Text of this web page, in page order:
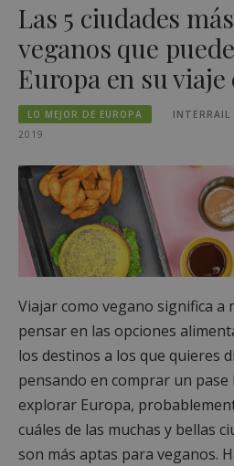
Las 5 ciudades
veganos que
Europa en su
LO MEJOR DE EUROPA INTERRAIL
2019
Viajar como vegano significa a
pensar en las opciones
los destinos a los que quieres
pensando en comprar un
explorar Europa,
cuáles de las muchas y bellas
son más aptas para veganos.